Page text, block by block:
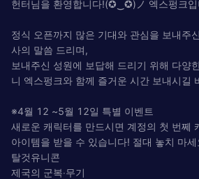
헌터님을 환영합니다!(✪‿✪)ノ 엑스펑크입
정식 오픈까지 많은 기대와 관심을 보내주
사의 말씀 드리며,
보내주신 성원에 보답해 드리기 위해 다양
니 엑스펑크와 함께 즐거운 시간 보내시길
※4월 12 ~5월 12일 특별 이벤트
새로운 캐릭터를 만드시면 계정의 첫 번쩨
아이템을 받을 수 있습니다! 절대 놓치 마세
탈것유니콘
제국의 군복‧무기